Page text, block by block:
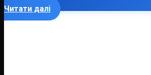
Читати далі